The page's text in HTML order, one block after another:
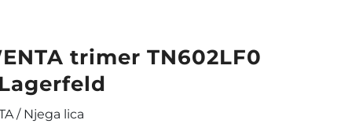
trimer TN602LF0
/ Njega lica